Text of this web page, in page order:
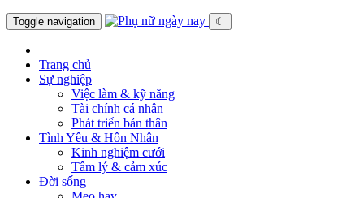
Toggle navigation ☾
Trang chủ
Sự nghiệp
Việc làm & kỹ năng
Tài chính cá nhân
Phát triển bản thân
Tình Yêu & Hôn Nhân
Kinh nghiệm cưới
Tâm lý & cảm xúc
Đời sống